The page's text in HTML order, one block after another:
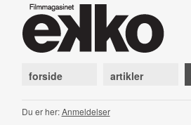
forside artikler
Du er her:Anmeldelser